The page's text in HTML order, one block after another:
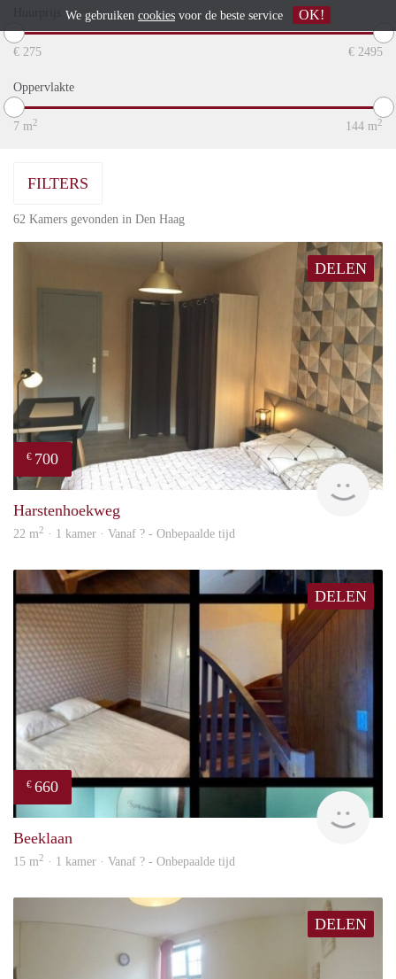
€ 275 € 2495
Oppervlakte
7 m2 144 m2
FILTERS
62 Kamers gevonden in Den Haag
DELEN
€ 700
Harstenhoekweg
22 m2 · 1 kamer · Vanaf ? - Onbepaalde tijd
DELEN
€ 660
Beeklaan
15 m2 · 1 kamer · Vanaf ? - Onbepaalde tijd
DELEN
We gebruiken cookies voor de beste service OK!